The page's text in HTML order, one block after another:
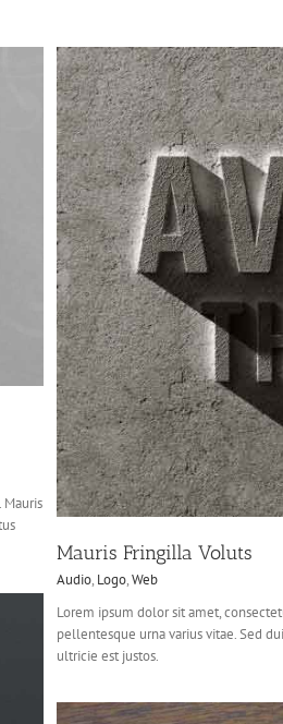
Mauris Fringilla Voluts
Audio, Logo,Web
Lorem ipsum dolor sit amet,
pellentesque urna varius vitae. Sed
ultricie est justos.